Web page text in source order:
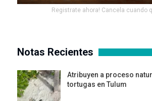
Registrate ahora! Cancela cuando
Notas Recientes
Atribuyen a proceso
tortugas en Tulum